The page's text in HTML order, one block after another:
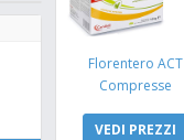
Florentero ACT
Compresse
VEDI PREZZI